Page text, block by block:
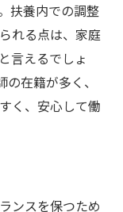
扶養内での調整
れる点は、家庭
言えるでしょ
在籍が多く、
く、安心して働
ンスを保つため